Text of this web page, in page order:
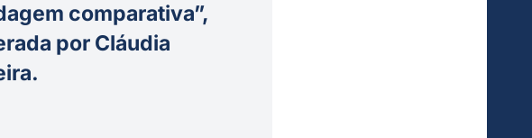
comparativa”,
por Cláudia